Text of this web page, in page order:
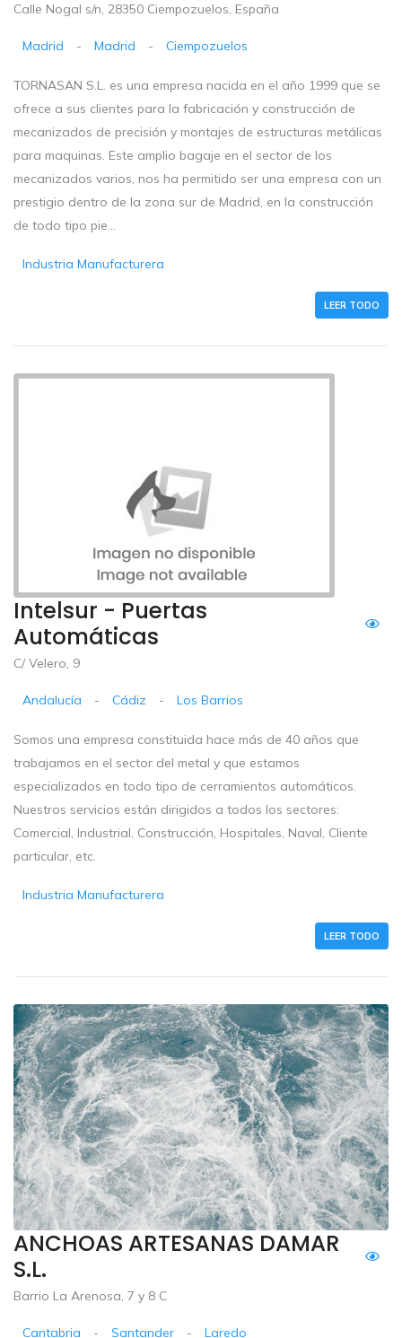
Calle Nogal s/n, 28350 Ciempozuelos, España
Madrid - Madrid - Ciempozuelos
TORNASAN S.L. es una empresa nacida en el año 1999 que se
ofrece a sus clientes para la fabricación y construcción de
mecanizados de precisión y montajes de estructuras metálicas
para maquinas. Este amplio bagaje en el sector de los
mecanizados varios, nos ha permitido ser una empresa con un
prestigio dentro de la zona sur de Madrid, en la construcción
de todo tipo pie...
Industria Manufacturera
LEER TODO
Intelsur - Puertas
Automáticas
C/ Velero, 9
Andalucía - Cádiz - Los Barrios
Somos una empresa constituida hace más de 40 años que
trabajamos en el sector del metal y que estamos
especializados en todo tipo de cerramientos automáticos.
Nuestros servicios están dirigidos a todos los sectores:
Comercial, Industrial, Construcción, Hospitales, Naval, Cliente
particular, etc.
Industria Manufacturera
LEER TODO
ANCHOAS ARTESANAS DAMAR
S.L.
Barrio La Arenosa, 7 y 8 C
Cantabria - Santander - Laredo